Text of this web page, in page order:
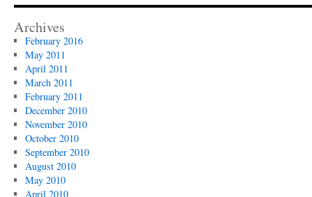
Archives
February 2016
May 2011
April 2011
March 2011
February 2011
December 2010
November 2010
October 2010
September 2010
August 2010
May 2010
April 2010